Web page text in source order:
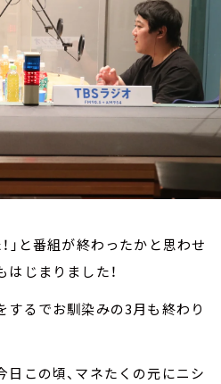
」と番組が終わったかと思わせ
じまりました！
するでお馴染みの3月も終わり
この頃、マネたくの元にニシ